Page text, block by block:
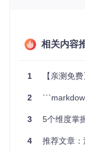
应急响应- 在
的POC进行验
产品研发- 开
全面性：覆盖
和应用程序。
相关内容
1 【亲测免费
2
3 5个维度掌握网
4 推荐文章：深